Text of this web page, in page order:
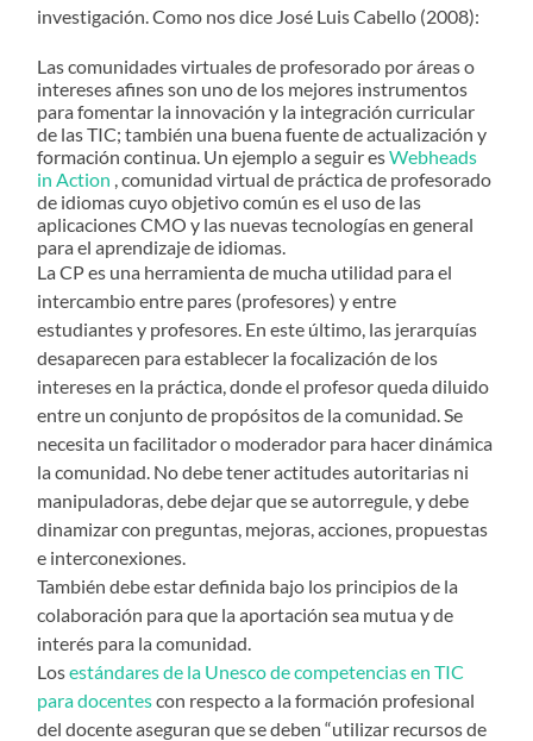
investigación. Como nos dice José Luis Cabello (2008):
Las comunidades virtuales de profesorado por áreas o
intereses afines son uno de los mejores instrumentos
para fomentar la innovación y la integración curricular
de las TIC; también una buena fuente de actualización y
formación continua. Un ejemplo a seguir esWebheads
in Action , comunidad virtual de práctica de profesorado
de idiomas cuyo objetivo común es el uso de las
aplicaciones CMO y las nuevas tecnologías en general
para el aprendizaje de idiomas.
La CP es una herramienta de mucha utilidad para el
intercambio entre pares (profesores) y entre
estudiantes y profesores. En este último, las jerarquías
desaparecen para establecer la focalización de los
intereses en la práctica, donde el profesor queda diluido
entre un conjunto de propósitos de la comunidad. Se
necesita un facilitador o moderador para hacer dinámica
la comunidad. No debe tener actitudes autoritarias ni
manipuladoras, debe dejar que se autorregule, y debe
dinamizar con preguntas, mejoras, acciones, propuestas
e interconexiones.
También debe estar definida bajo los principios de la
colaboración para que la aportación sea mutua y de
interés para la comunidad.
Losestándares de la Unesco de competencias en TIC
para docentescon respecto a la formación profesional
del docente aseguran que se deben “utilizar recursos de